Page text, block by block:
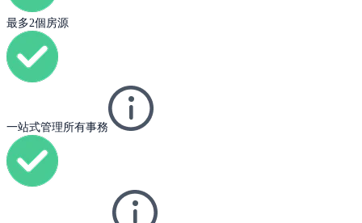
最多2個房源
一站式管理所有事務